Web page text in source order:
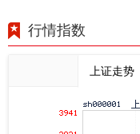
行情指数
上证走势